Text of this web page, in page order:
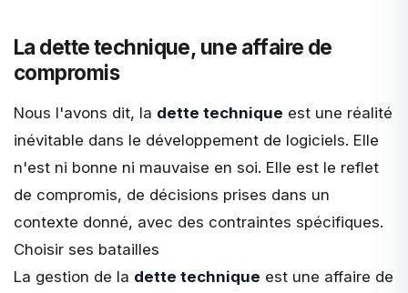
La dette technique, une affaire de
compromis
Nous l'avons dit, la dette technique est une réalité
inévitable dans le développement de logiciels. Elle
n'est ni bonne ni mauvaise en soi. Elle est le reflet
de compromis, de décisions prises dans un
contexte donné, avec des contraintes spécifiques.
Choisir ses batailles
La gestion de la dette technique est une affaire de